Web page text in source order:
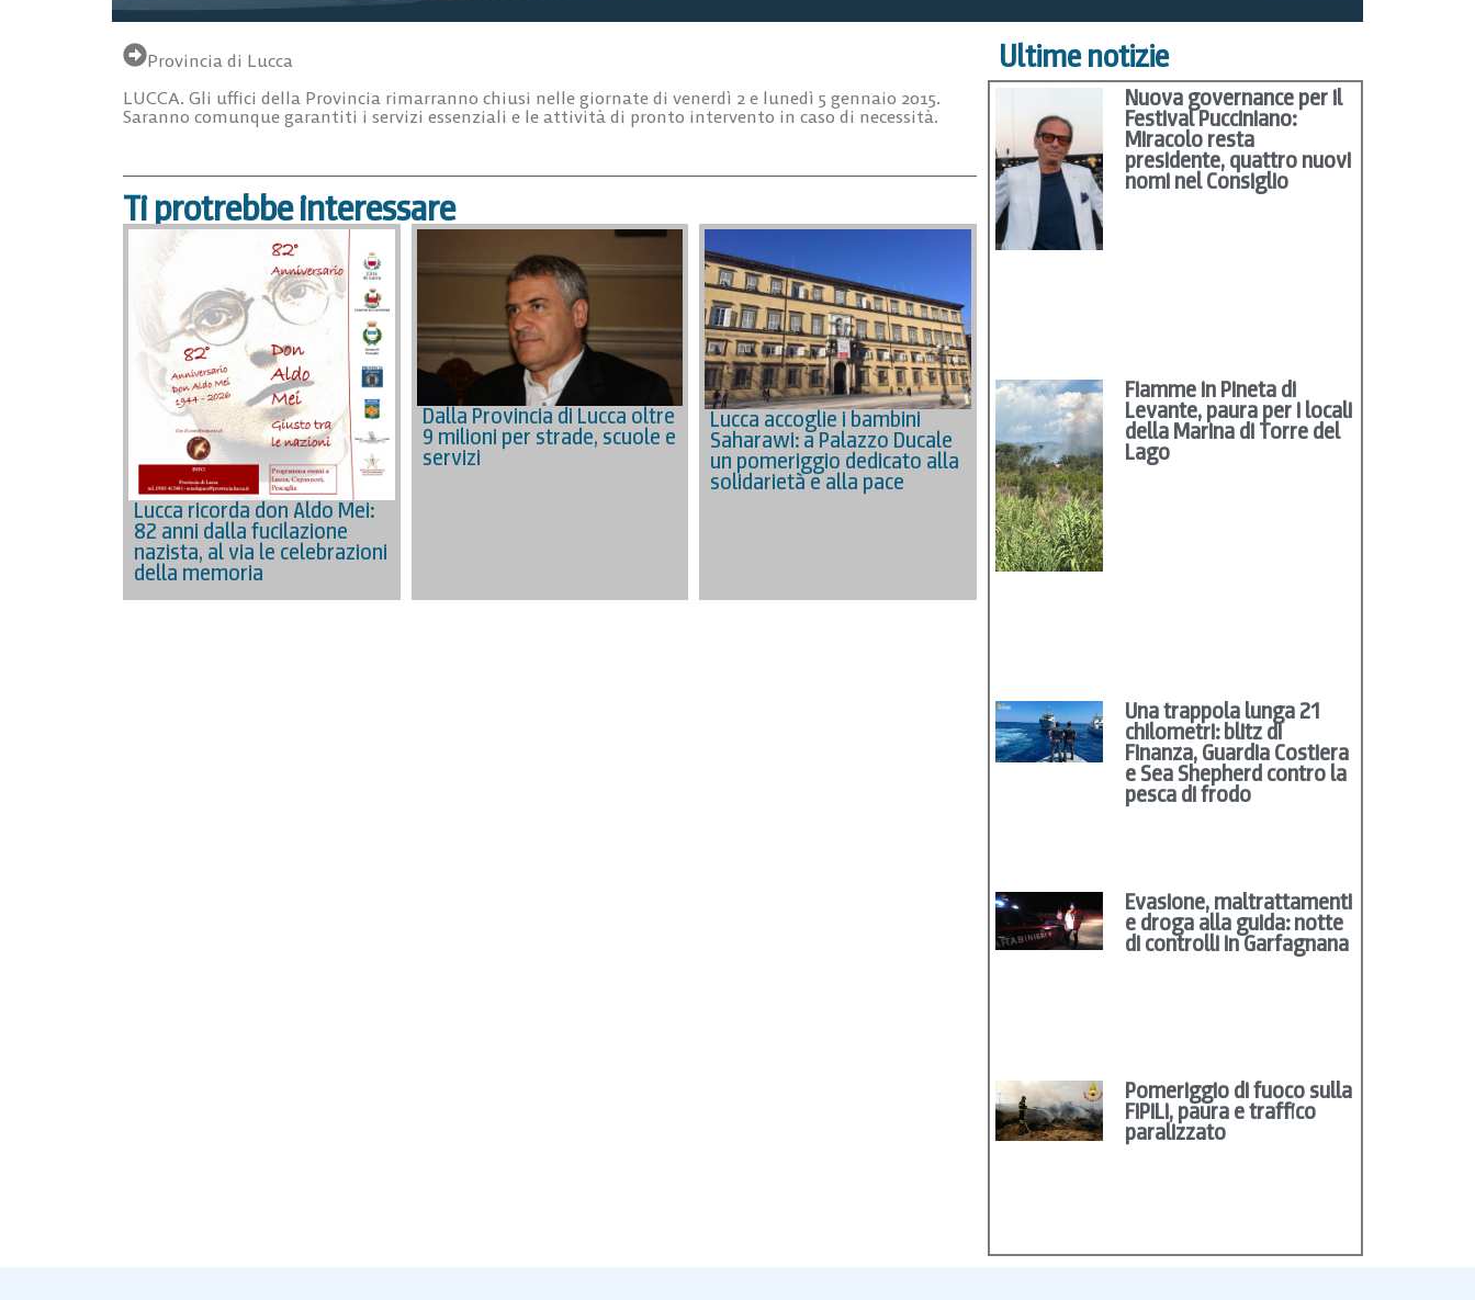
Provincia di Lucca
LUCCA. Gli uffici della Provincia rimarranno chiusi nelle giornate di venerdì 2 e lunedì 5 gennaio 2015.
Saranno comunque garantiti i servizi essenziali e le attività di pronto intervento in caso di necessità.
Ti protrebbe interessare
Lucca ricorda don Aldo Mei:
82 anni dalla fucilazione
nazista, al via le celebrazioni
della memoria
Dalla Provincia di Lucca oltre
9 milioni per strade, scuole e
servizi
Lucca accoglie i bambini
Saharawi: a Palazzo Ducale
un pomeriggio dedicato alla
solidarietà e alla pace
Ultime notizie
Nuova governance per il
Festival Pucciniano:
Miracolo resta
presidente, quattro nuovi
nomi nel Consiglio
Fiamme in Pineta di
Levante, paura per i locali
della Marina di Torre del
Lago
Una trappola lunga 21
chilometri: blitz di
Finanza, Guardia Costiera
e Sea Shepherd contro la
pesca di frodo
Evasione, maltrattamenti
e droga alla guida: notte
di controlli in Garfagnana
Pomeriggio di fuoco sulla
FiPiLi, paura e traffico
paralizzato